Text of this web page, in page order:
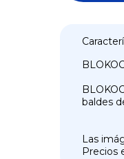
baldes
Las
Precios